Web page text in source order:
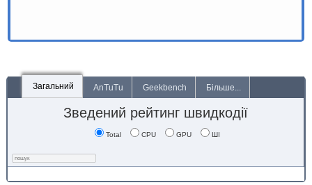
Загальний AnTuTu Geekbench Більше...
Зведений рейтинг швидкодії
Total CPU GPU ШІ